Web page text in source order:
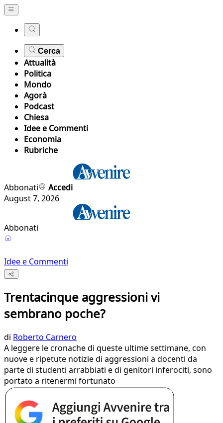
Cerca
Attualità
Politica
Mondo
Agorà
Podcast
Chiesa
Idee e Commenti
Economia
Rubriche
Abbonati
Accedi
August 7, 2026
Abbonati
Idee e Commenti
Trentacinque aggressioni vi
sembrano poche?
di Roberto Carnero
A leggere le cronache di queste ultime settimane, con
nuove e ripetute notizie di aggressioni a docenti da
parte di studenti arrabbiati e di genitori inferociti, sono
portato a ritenermi fortunato